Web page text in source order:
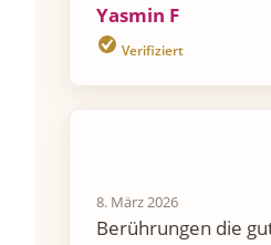
Yasmin F
Verifiziert
8. März 2026
Berührungen die